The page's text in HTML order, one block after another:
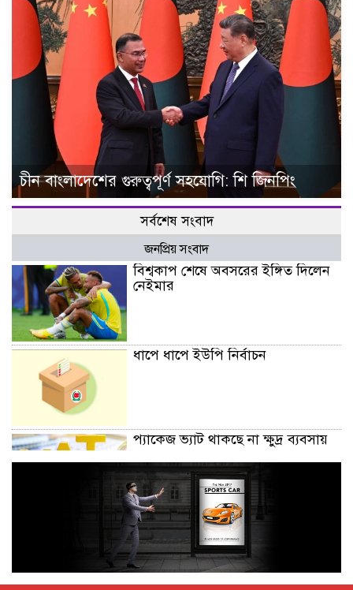
চীন বাংলাদেশের গুরুত্বপূর্ণ সহযোগি: শি জিনপিং
সর্বশেষ সংবাদ
জনপ্রিয় সংবাদ
বিশ্বকাপ শেষে অবসরের ইঙ্গিত দিলেন
নেইমার
ধাপে ধাপে ইউপি নির্বাচন
প্যাকেজ ভ্যাট থাকছে না ক্ষুদ্র ব্যবসায়
অক্টোবরে স্থানীয় সরকার নির্বাচন
আয়োজনের লক্ষ্যে প্রস্তুতি চলছে : ইসি